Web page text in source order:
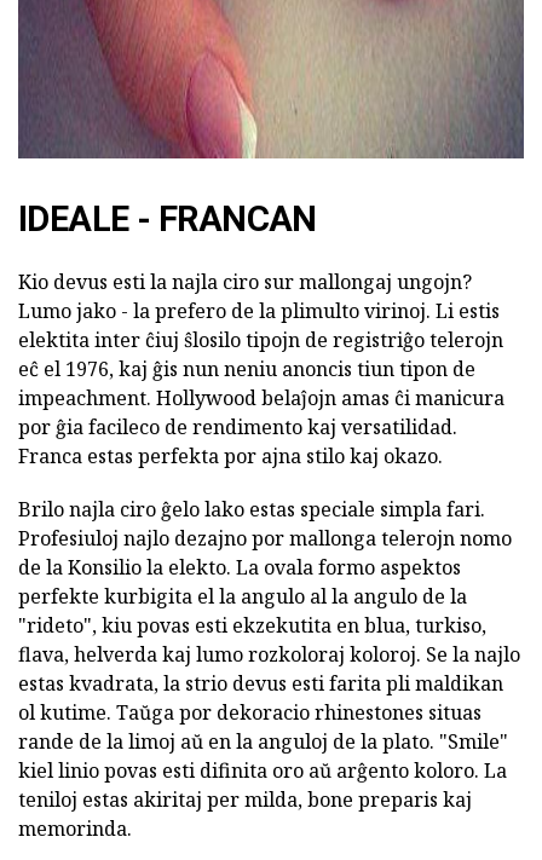
IDEALE - FRANCAN
Kio devus esti la najla ciro sur mallongaj ungojn?
Lumo jako - la prefero de la plimulto virinoj. Li estis
elektita inter ĉiuj ŝlosilo tipojn de registriĝo telerojn
eĉ el 1976, kaj ĝis nun neniu anoncis tiun tipon de
impeachment. Hollywood belaĵojn amas ĉi manicura
por ĝia facileco de rendimento kaj versatilidad.
Franca estas perfekta por ajna stilo kaj okazo.
Brilo najla ciro ĝelo lako estas speciale simpla fari.
Profesiuloj najlo dezajno por mallonga telerojn nomo
de la Konsilio la elekto. La ovala formo aspektos
perfekte kurbigita el la angulo al la angulo de la
"rideto", kiu povas esti ekzekutita en blua, turkiso,
flava, helverda kaj lumo rozkoloraj koloroj. Se la najlo
estas kvadrata, la strio devus esti farita pli maldikan
ol kutime. Taŭga por dekoracio rhinestones situas
rande de la limoj aŭ en la anguloj de la plato. "Smile"
kiel linio povas esti difinita oro aŭ arĝento koloro. La
teniloj estas akiritaj per milda, bone preparis kaj
memorinda.